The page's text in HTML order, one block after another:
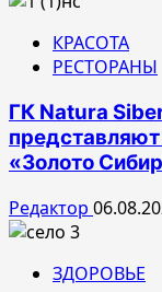
КРАСОТА
РЕСТОРАНЫ
ГК Natura
«Золото
Редактор
ЗДОРОВЬЕ